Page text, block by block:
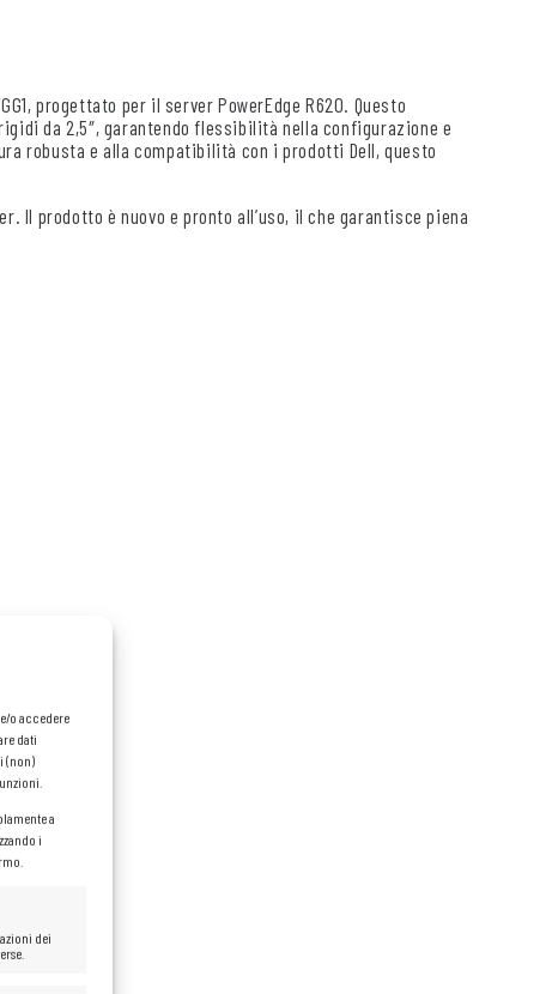
o accedere
dati
(non)
a
i
dei
progettato per il server PowerEdge R620. Questo
da 2,5″, garantendo flessibilità nella configurazione e
robusta e alla compatibilità con i prodotti Dell, questo
prodotto è nuovo e pronto all’uso, il che garantisce piena